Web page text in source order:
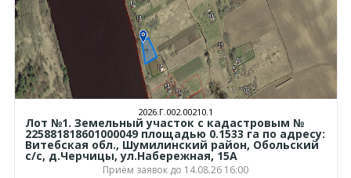
2026.Г.002.00210.1
Лот №1. Земельный участок с кадастровым №
225881818601000049 площадью 0.1533 га по адресу:
Витебская обл., Шумилинский район, Обольский
с/с, д.Черчицы, ул.Набережная, 15А
Приём заявок до 14.08.26 16:00